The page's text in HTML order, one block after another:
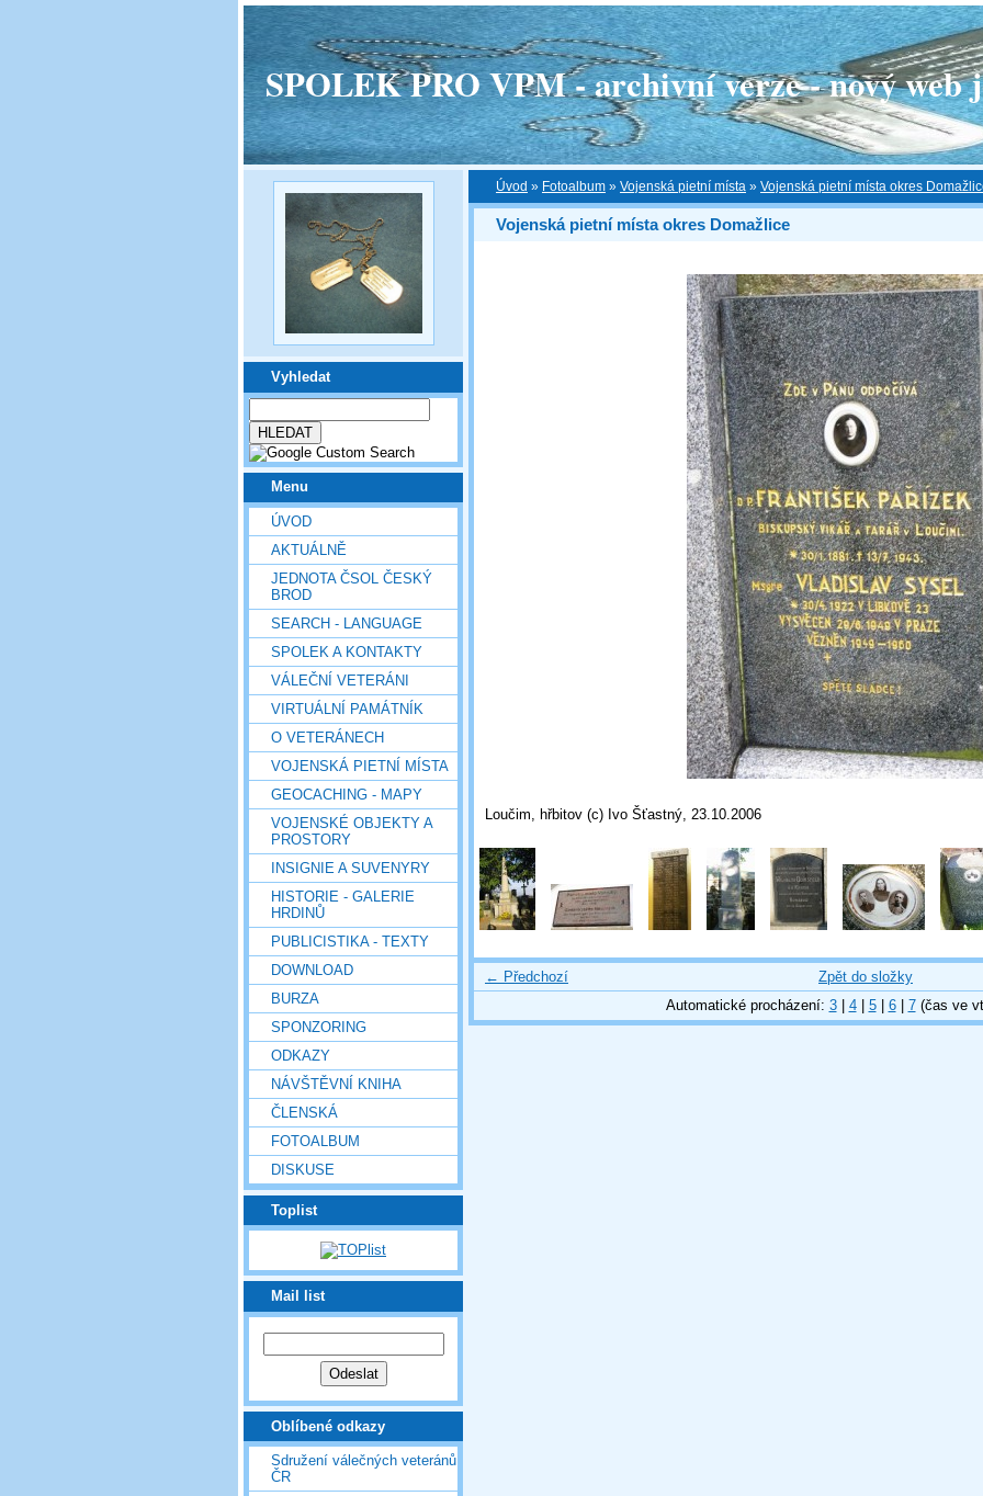
SPOLEK PRO VPM - archivní verze - nový web
Vyhledat
Menu
ÚVOD
AKTUÁLNĚ
JEDNOTA ČSOL ČESKÝ
BROD
SEARCH - LANGUAGE
SPOLEK A KONTAKTY
VÁLEČNÍ VETERÁNI
VIRTUÁLNÍ PAMÁTNÍK
O VETERÁNECH
VOJENSKÁ PIETNÍ MÍSTA
GEOCACHING - MAPY
VOJENSKÉ OBJEKTY A
PROSTORY
INSIGNIE A SUVENYRY
HISTORIE - GALERIE
HRDINŮ
PUBLICISTIKA - TEXTY
DOWNLOAD
BURZA
SPONZORING
ODKAZY
NÁVŠTĚVNÍ KNIHA
ČLENSKÁ
FOTOALBUM
DISKUSE
Toplist
Mail list
Oblíbené odkazy
Sdružení válečných veteránů
ČR
Úvod » Fotoalbum » Vojenská pietní místa » Vojenská pietní místa okres
Vojenská pietní místa okres Domažlice
Loučim, hřbitov (c) Ivo Šťastný, 23.10.2006
← Předchozí
Zpět do složky
Automatické procházení: 3| 4| 5| 6| 7(čas ve